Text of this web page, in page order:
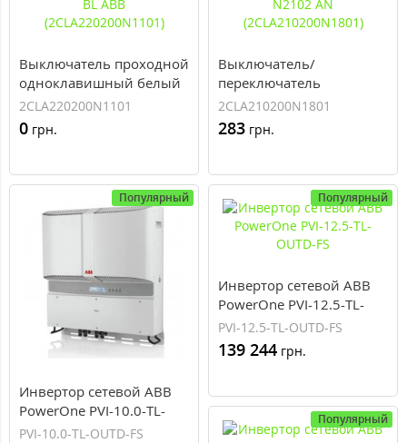
Выключатель проходной
одноклавишный белый
2 модуля сх.6 Zenit
N2202 BL ABB
(2CLA220200N1101)
2CLA220200N1101
0 грн.
Выключатель/
переключатель
одноклавишный сх.6 1
мод, антрацит Zenit
N2102 AN
2CLA210200N1801
283 грн.
Популярный
Инвертор сетевой ABB
PowerOne PVI-10.0-TL-
OUTD-FS
PVI-10.0-TL-OUTD-FS
Популярный
Инвертор сетевой ABB
PowerOne PVI-12.5-TL-
OUTD-FS
PVI-12.5-TL-OUTD-FS
139 244 грн.
Популярный